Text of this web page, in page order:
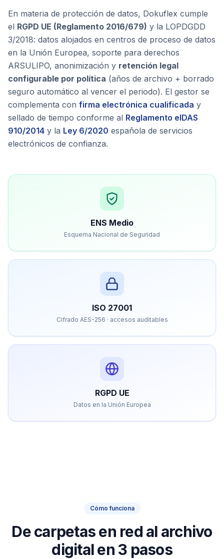
En materia de protección de datos, Dokuflex cumple
el RGPD UE (Reglamento 2016/679) y la LOPDGDD
3/2018: datos alojados en centros de proceso de datos
en la Unión Europea, soporte para derechos
ARSULIPO, anonimización y retención legal
configurable por política (años de archivo + borrado
seguro automático al vencer el periodo). El gestor se
complementa con firma electrónica cualificada y
sellado de tiempo conforme al Reglamento eIDAS
910/2014 y la Ley 6/2020 española de servicios
electrónicos de confianza.
ENS Medio
Esquema Nacional de Seguridad
ISO 27001
Cifrado AES-256 · accesos auditables
RGPD UE
Datos en la Unión Europea
Cómo funciona
De carpetas en red al archivo
digital en 3 pasos